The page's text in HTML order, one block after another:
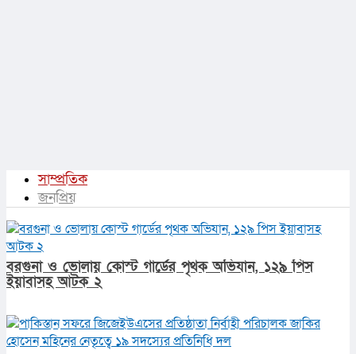
সাম্প্রতিক
জনপ্রিয়
বরগুনা ও ভোলায় কোস্ট গার্ডের পৃথক অভিযান, ১২৯ পিস
ইয়াবাসহ আটক ২